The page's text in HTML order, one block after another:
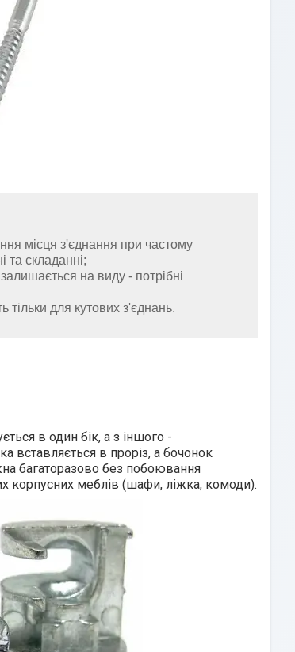
місця з'єднання при частому
та складанні;
на виду - потрібні
тільки для кутових з'єднань.
в один бік, а з іншого -
вставляється в проріз, а бочонок
багаторазово без побоювання
корпусних меблів (шафи, ліжка, комоди).